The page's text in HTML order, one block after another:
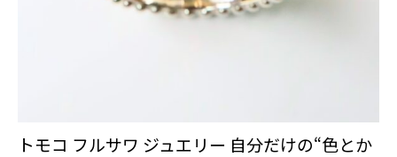
トモコ フルサワ ジュエリー 自分だけの“色とか